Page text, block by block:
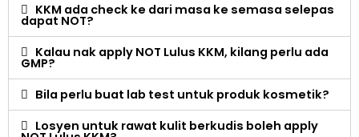
KKM ada check ke dari masa ke semasa selepas
dapat NOT?
Kalau nak apply NOT Lulus KKM, kilang perlu ada
GMP?
Bila perlu buat lab test untuk produk kosmetik?
Losyen untuk rawat kulit berkudis boleh apply